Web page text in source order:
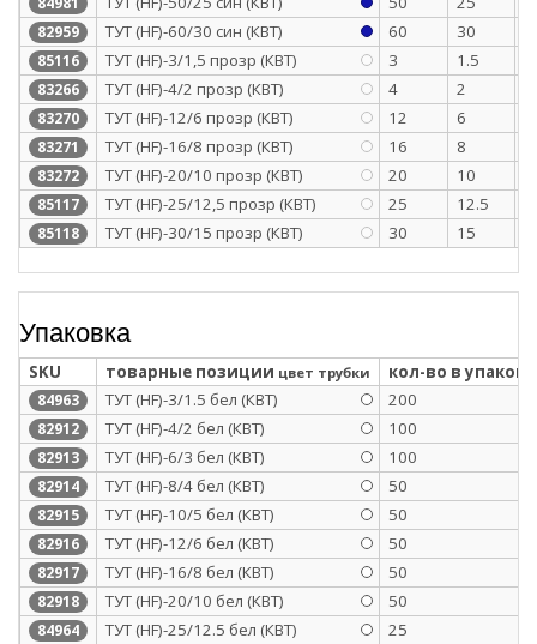
82959 ТУТ (HF)-60/30 син (КВТ) 60 30
85116 ТУТ (HF)-3/1,5 прозр (КВТ) 3 1.5
83266 ТУТ (HF)-4/2 прозр (КВТ) 4 2
83270 ТУТ (HF)-12/6 прозр (КВТ) 12 6
83271 ТУТ (HF)-16/8 прозр (КВТ) 16 8
83272 ТУТ (HF)-20/10 прозр (КВТ) 20 10
85117 ТУТ (HF)-25/12,5 прозр (КВТ) 25 12.5
85118 ТУТ (HF)-30/15 прозр (КВТ) 30 15
Упаковка
SKU товарные позиции цвет трубки кол-во в
84963 ТУТ (HF)-3/1.5 бел (КВТ) 200
82912 ТУТ (HF)-4/2 бел (КВТ) 100
82913 ТУТ (HF)-6/3 бел (КВТ) 100
82914 ТУТ (HF)-8/4 бел (КВТ) 50
82915 ТУТ (HF)-10/5 бел (КВТ) 50
82916 ТУТ (HF)-12/6 бел (КВТ) 50
82917 ТУТ (HF)-16/8 бел (КВТ) 50
82918 ТУТ (HF)-20/10 бел (КВТ) 50
84964 ТУТ (HF)-25/12.5 бел (КВТ) 25